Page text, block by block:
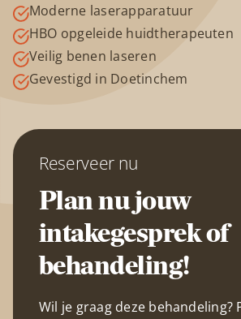
Moderne laserapparatuur
HBO opgeleide huidtherapeuten
Veilig benen laseren
Gevestigd in Doetinchem
Reserveer nu
Plan nu jouw
intakegesprek of
behandeling!
Wil je graag deze behandeling?